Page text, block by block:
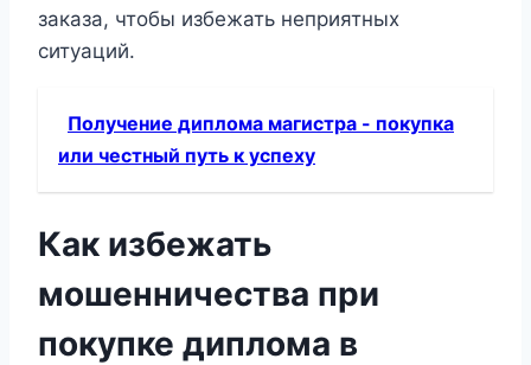
заказа, чтобы избежать неприятных
ситуаций.
Получение диплома магистра - покупка
или честный путь к успеху
Как избежать
мошенничества при
покупке диплома в